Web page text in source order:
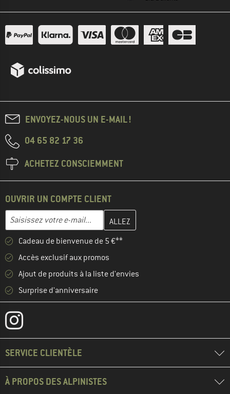
ENVOYEZ-NOUS UN E-MAIL !
04 65 82 17 36
ACHETEZ CONSCIEMMENT
OUVRIR UN COMPTE CLIENT
Saisissez votre e-mail...
Entrez votre adresse e-mail ici et créez votre compte client à la
Cadeau de bienvenue de 5 €**
Accès exclusif aux promos
Ajout de produits à la liste d'envies
Surprise d'anniversaire
SERVICE CLIENTÈLE
À PROPOS DES ALPINISTES